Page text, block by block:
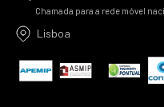
Chamada para a rede móvel
Lisboa